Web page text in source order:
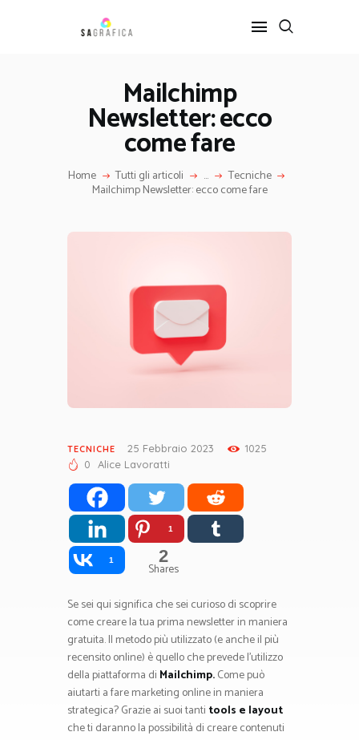
Mailchimp
Newsletter: ecco
come fare
Home Tutti gli articoli ... Tecniche
Mailchimp Newsletter: ecco come fare
HOME
GRAFICA
INTERIOR DESIGN
CONTATTI
TECNICHE 25 Febbraio 2023
1025
0
Alice Lavoratti
1
1 2
Shares
Se sei qui significa che sei curioso di scoprire
come creare la tua prima newsletter in maniera
gratuita. Il metodo più utilizzato (e anche il più
recensito online) è quello che prevede l’utilizzo
della piattaforma di Mailchimp.Come può
aiutarti a fare marketing online in maniera
strategica? Grazie ai suoi tanti tools e layout
che ti daranno la possibilità di creare contenuti